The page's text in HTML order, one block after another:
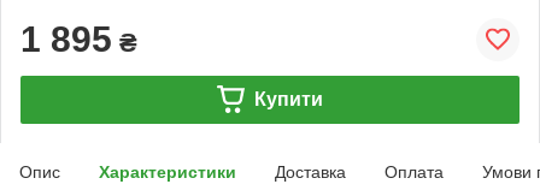
1 895 ₴
Купити
Опис Характеристики Доставка Оплата Умови